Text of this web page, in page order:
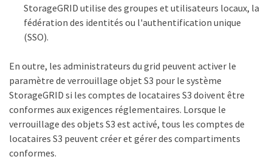
StorageGRID utilise des groupes et utilisateurs locaux, la
fédération des identités ou l'authentification unique
(SSO).
En outre, les administrateurs du grid peuvent activer le
paramètre de verrouillage objet S3 pour le système
StorageGRID si les comptes de locataires S3 doivent être
conformes aux exigences réglementaires. Lorsque le
verrouillage des objets S3 est activé, tous les comptes de
locataires S3 peuvent créer et gérer des compartiments
conformes.